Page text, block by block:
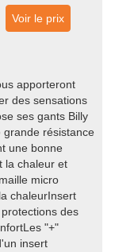
Voir le prix
apporteront
des sensations
ses gants Billy
résistance
une bonne
la chaleur et
micro
chaleurInsert
des
"+"
insert